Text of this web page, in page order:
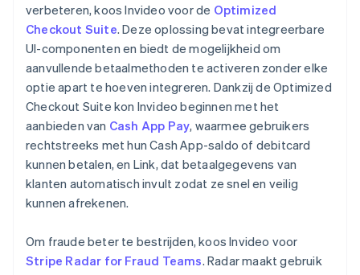
verbeteren, koos Invideo voor de Optimized
Checkout Suite. Deze oplossing bevat integreerbare
UI-componenten en biedt de mogelijkheid om
aanvullende betaalmethoden te activeren zonder elke
optie apart te hoeven integreren. Dankzij de Optimized
Checkout Suite kon Invideo beginnen met het
aanbieden van Cash App Pay, waarmee gebruikers
rechtstreeks met hun Cash App-saldo of debitcard
kunnen betalen, en Link, dat betaalgegevens van
klanten automatisch invult zodat ze snel en veilig
kunnen afrekenen.
Om fraude beter te bestrijden, koos Invideo voor
Stripe Radar for Fraud Teams. Radar maakt gebruik